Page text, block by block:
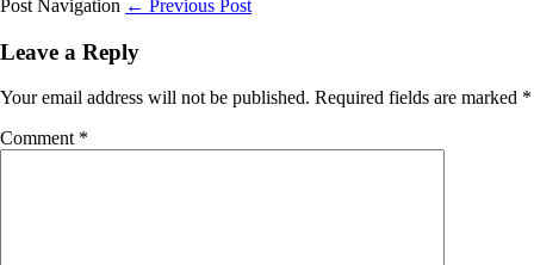
Post Navigation ← Previous Post
Leave a Reply
Your email address will not be published. Required fields are marked *
Comment *